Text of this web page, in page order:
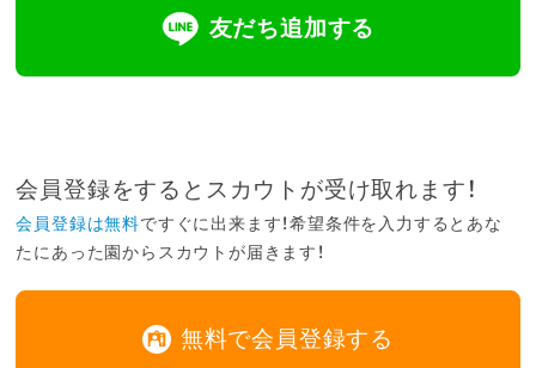
友だち追加する
会員登録をするとスカウトが受け取れます！
会員登録は無料ですぐに出来ます！希望条件を入力するとあな
たにあった園からスカウトが届きます！
無料で会員登録する